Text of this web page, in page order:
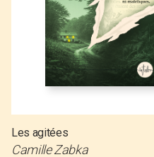
Les agitées
Camille Zabka